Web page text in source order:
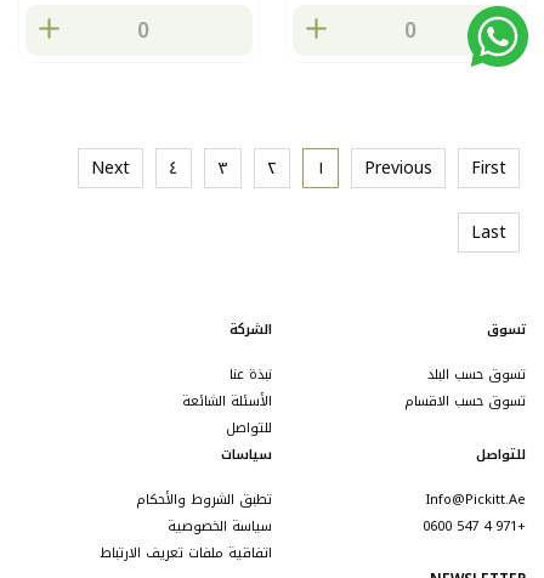
First
Previous ١ ٢ ٣ ٤
Next
Last
تسوق
تسوق حسب البلد
تسوق حسب الاقسام
الشركة
نبذة عنا
الأسئلة الشائعة
للتواصل
للتواصل
Info@pickitt.ae
+971 4 547 0600
سياسات
تطبق الشروط والأحكام
سياسة الخصوصية
اتفاقية ملفات تعريف الارتباط